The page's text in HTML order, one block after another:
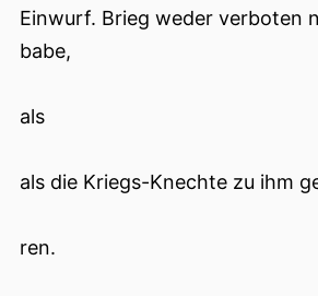
Einwurf. Brieg weder verboten
babe,
als
als die Kriegs-Knechte zu ihm
ren.